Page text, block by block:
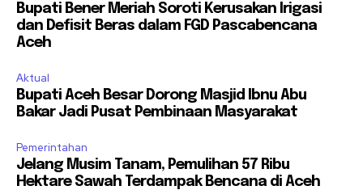
Bupati Bener Meriah Soroti Kerusakan Irigasi
dan Defisit Beras dalam FGD Pascabencana
Aceh
Aktual
Bupati Aceh Besar Dorong Masjid Ibnu Abu
Bakar Jadi Pusat Pembinaan Masyarakat
Pemerintahan
Jelang Musim Tanam, Pemulihan 57 Ribu
Hektare Sawah Terdampak Bencana di Aceh